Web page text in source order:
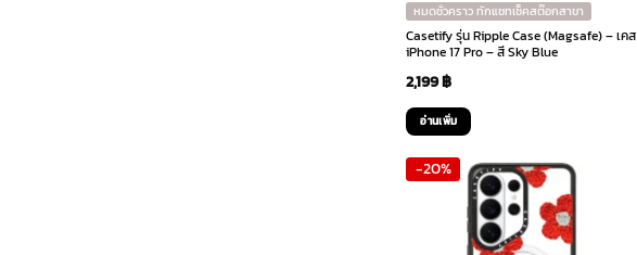
หมดชั่วคราว ทักแชทเช็คสต๊อกสาขา
Casetify รุ่น Ripple Case (Magsafe) – เคส
iPhone 17 Pro – สี Sky Blue
2,199฿
อ่านเพิ่ม
-20%